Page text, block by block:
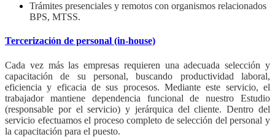
Trámites presenciales y remotos con organismos relacionados
BPS, MTSS.
Tercerización de personal (in-house)
Cada vez más las empresas requieren una adecuada selección y
capacitación de su personal, buscando productividad laboral,
eficiencia y eficacia de sus procesos. Mediante este servicio, el
trabajador mantiene dependencia funcional de nuestro Estudio
(responsable por el servicio) y jerárquica del cliente. Dentro del
servicio efectuamos el proceso completo de selección del personal y
la capacitación para el puesto.